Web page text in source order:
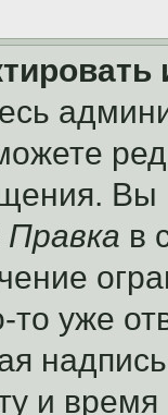
Вы
Правка в
то уже
и